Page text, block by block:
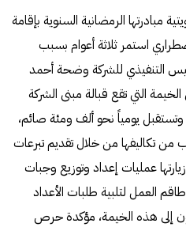
مبادرتها الرمضانية السنوية بإقامة
استمر ثلاثة أعوام بسبب
التنفيذي للشركة وضحة أحمد
التي تقع قبالة مبنى الشركة
يومياً نحو ألف ومئة صائم،
تكاليفها من خلال تقديم تبرعات
عمليات إعداد وتوزيع وجبات
طاقم العمل لتلبية طلبات الأعداد
إلى هذه الخيمة، مؤكدة حرص